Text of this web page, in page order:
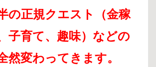
の正規クエスト（金稼
子育て、趣味）などの
然変わってきます。